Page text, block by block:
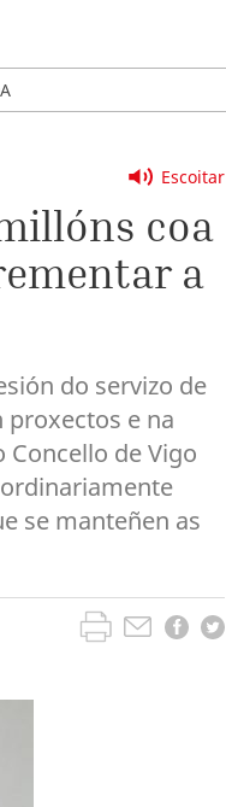
Escoitar
coa
a
do servizo de
proxectos e na
de Vigo
se manteñen as